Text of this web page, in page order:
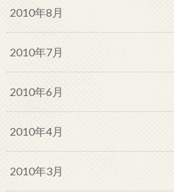
2010年8月
2010年7月
2010年6月
2010年4月
2010年3月